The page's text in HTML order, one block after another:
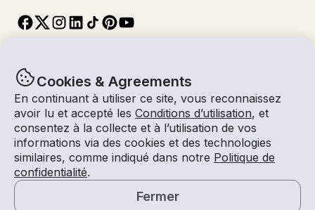
Cookies & Agreements
En continuant à utiliser ce site, vous reconnaissez
avoir lu et accepté les Conditions d’utilisation, et
consentez à la collecte et à l’utilisation de vos
informations via des cookies et des technologies
similaires, comme indiqué dans notre Politique de
confidentialité.
Fermer
© Getmyboat 2026TermesConfidentialité
09 août 2026
4 heures2 Invités
Auto-capitaine
$95 /heure